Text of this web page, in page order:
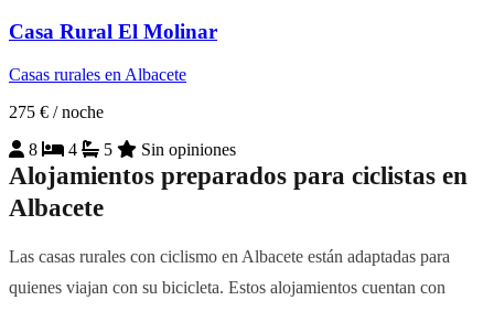
Casa Rural El Molinar
Casas rurales en Albacete
275 € / noche
8
4 5 Sin opiniones
Alojamientos preparados para ciclistas en
Albacete
Las casas rurales con ciclismo en Albacete están adaptadas para
quienes viajan con su bicicleta. Estos alojamientos cuentan con